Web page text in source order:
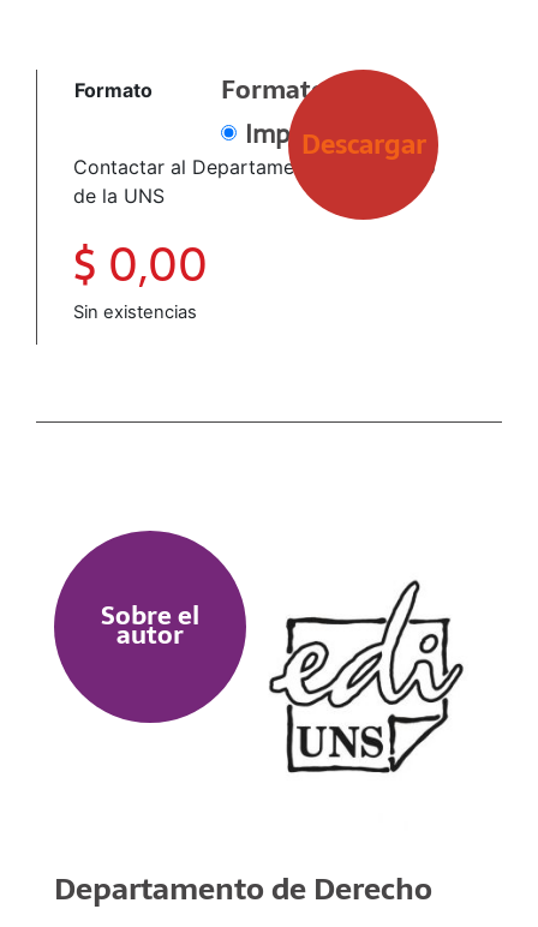
Formato
Formato
Impreso
Contactar al Departamento de Derecho
de la UNS
$ 0,00
Sin existencias
Descargar
Sobre el
autor
Departamento de Derecho